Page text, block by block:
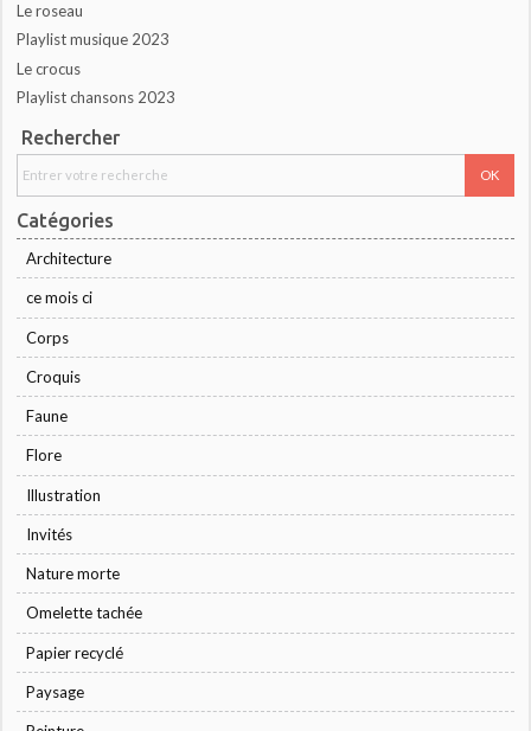
Le roseau
Playlist musique 2023
Le crocus
Playlist chansons 2023
Rechercher
Catégories
Architecture
ce mois ci
Corps
Croquis
Faune
Flore
Illustration
Invités
Nature morte
Omelette tachée
Papier recyclé
Paysage